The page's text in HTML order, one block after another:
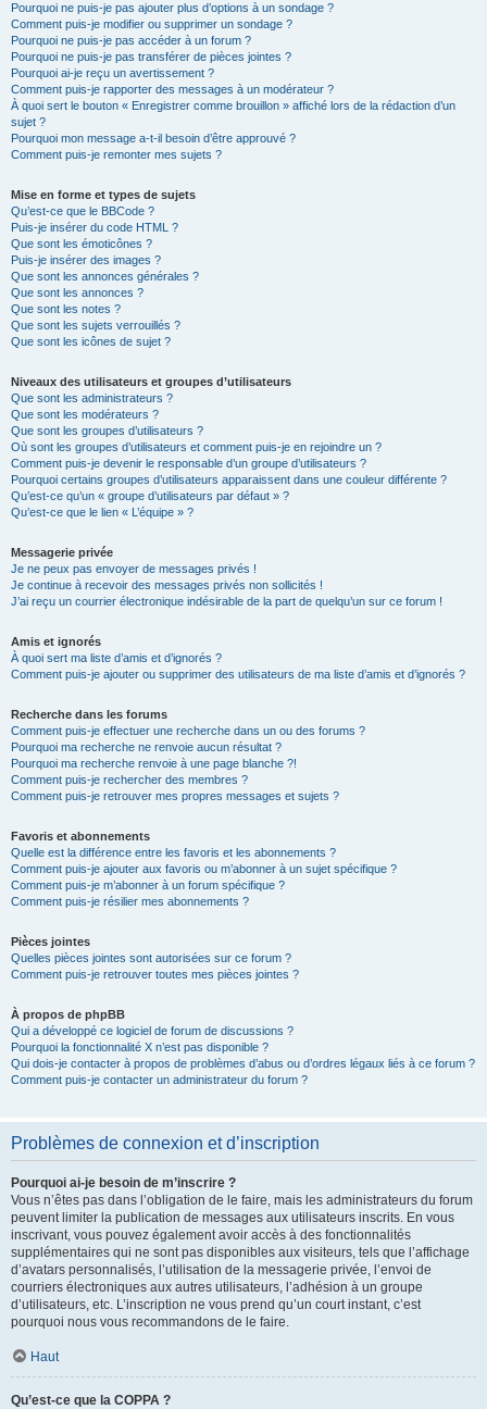
Pourquoi ne puis-je pas ajouter plus d’options à un sondage ?
Comment puis-je modifier ou supprimer un sondage ?
Pourquoi ne puis-je pas accéder à un forum ?
Pourquoi ne puis-je pas transférer de pièces jointes ?
Pourquoi ai-je reçu un avertissement ?
Comment puis-je rapporter des messages à un modérateur ?
À quoi sert le bouton « Enregistrer comme brouillon » affiché lors de la rédaction d’un
sujet ?
Pourquoi mon message a-t-il besoin d’être approuvé ?
Comment puis-je remonter mes sujets ?
Mise en forme et types de sujets
Qu’est-ce que le BBCode ?
Puis-je insérer du code HTML ?
Que sont les émoticônes ?
Puis-je insérer des images ?
Que sont les annonces générales ?
Que sont les annonces ?
Que sont les notes ?
Que sont les sujets verrouillés ?
Que sont les icônes de sujet ?
Niveaux des utilisateurs et groupes d’utilisateurs
Que sont les administrateurs ?
Que sont les modérateurs ?
Que sont les groupes d’utilisateurs ?
Où sont les groupes d’utilisateurs et comment puis-je en rejoindre un ?
Comment puis-je devenir le responsable d’un groupe d’utilisateurs ?
Pourquoi certains groupes d’utilisateurs apparaissent dans une couleur différente ?
Qu’est-ce qu’un « groupe d’utilisateurs par défaut » ?
Qu’est-ce que le lien « L’équipe » ?
Messagerie privée
Je ne peux pas envoyer de messages privés !
Je continue à recevoir des messages privés non sollicités !
J’ai reçu un courrier électronique indésirable de la part de quelqu’un sur ce forum !
Amis et ignorés
À quoi sert ma liste d’amis et d’ignorés ?
Comment puis-je ajouter ou supprimer des utilisateurs de ma liste d’amis et d’ignorés ?
Recherche dans les forums
Comment puis-je effectuer une recherche dans un ou des forums ?
Pourquoi ma recherche ne renvoie aucun résultat ?
Pourquoi ma recherche renvoie à une page blanche ?!
Comment puis-je rechercher des membres ?
Comment puis-je retrouver mes propres messages et sujets ?
Favoris et abonnements
Quelle est la différence entre les favoris et les abonnements ?
Comment puis-je ajouter aux favoris ou m’abonner à un sujet spécifique ?
Comment puis-je m’abonner à un forum spécifique ?
Comment puis-je résilier mes abonnements ?
Pièces jointes
Quelles pièces jointes sont autorisées sur ce forum ?
Comment puis-je retrouver toutes mes pièces jointes ?
À propos de phpBB
Qui a développé ce logiciel de forum de discussions ?
Pourquoi la fonctionnalité X n’est pas disponible ?
Qui dois-je contacter à propos de problèmes d’abus ou d’ordres légaux liés à ce forum ?
Comment puis-je contacter un administrateur du forum ?
Problèmes de connexion et d’inscription
Pourquoi ai-je besoin de m’inscrire ?
Vous n’êtes pas dans l’obligation de le faire, mais les administrateurs du forum
peuvent limiter la publication de messages aux utilisateurs inscrits. En vous
inscrivant, vous pouvez également avoir accès à des fonctionnalités
supplémentaires qui ne sont pas disponibles aux visiteurs, tels que l’affichage
d’avatars personnalisés, l’utilisation de la messagerie privée, l’envoi de
courriers électroniques aux autres utilisateurs, l’adhésion à un groupe
d’utilisateurs, etc. L’inscription ne vous prend qu’un court instant, c’est
pourquoi nous vous recommandons de le faire.
Haut
Qu’est-ce que la COPPA ?